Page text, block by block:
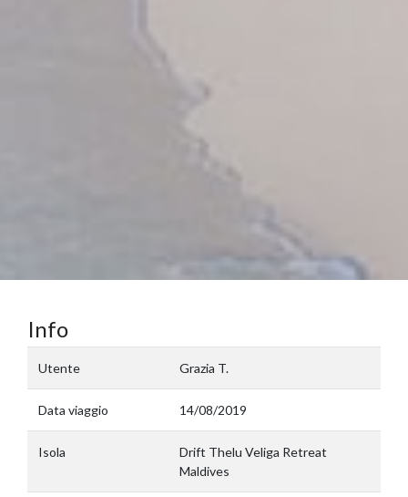
Info
Utente Grazia T.
Data viaggio 14/08/2019
Isola
Drift Thelu Veliga Retreat
Maldives